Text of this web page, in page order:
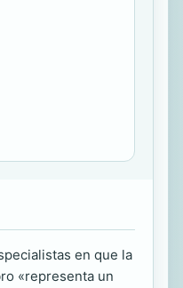
en que la
«representa un